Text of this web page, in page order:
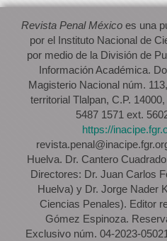
Revista Penal México es una
por el Instituto Nacional de
por medio de la División de
Información Académica.
Magisterio Nacional núm.
territorial Tlalpan, C.P.
5487 1571 ext.
https://
Huelva. Dr. Cantero
Directores: Dr. Juan Carlos
Huelva) y Dr. Jorge Nader
Ciencias Penales). Editor
Gómez Espinoza.
Exclusivo núm. 04-2023-